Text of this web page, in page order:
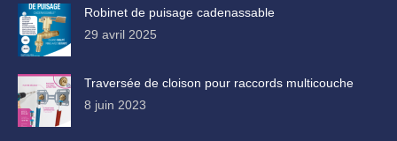
Robinet de puisage cadenassable
29 avril 2025
Traversée de cloison pour raccords multicouche
8 juin 2023